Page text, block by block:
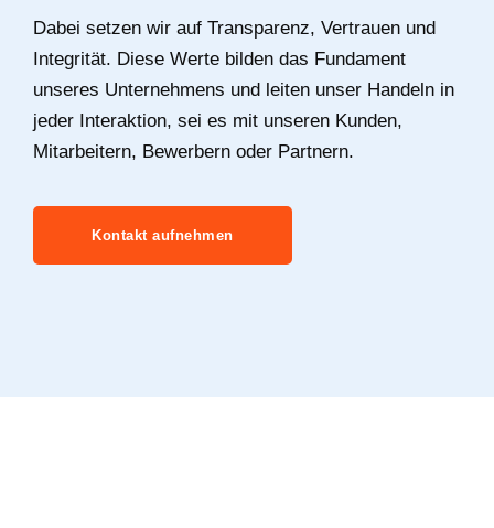
Dabei setzen wir auf Transparenz, Vertrauen und
Integrität. Diese Werte bilden das Fundament
unseres Unternehmens und leiten unser Handeln in
jeder Interaktion, sei es mit unseren Kunden,
Mitarbeitern, Bewerbern oder Partnern.
Kontakt aufnehmen